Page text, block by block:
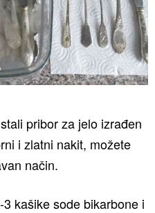
pribor za jelo izrađen
i zlatni nakit, možete
način.
kašike sode bikarbone i